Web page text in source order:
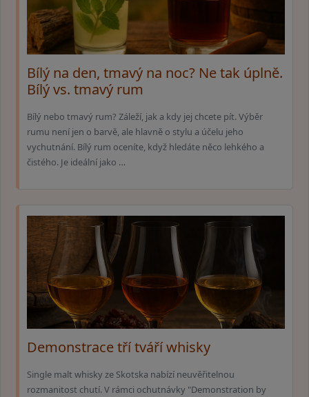
Bílý na den, tmavý na noc? Ne tak úplně.
Bílý vs. tmavý rum
Bílý nebo tmavý rum? Záleží, jak a kdy jej chcete pít. Výběr
rumu není jen o barvě, ale hlavně o stylu a účelu jeho
vychutnání. Bílý rum oceníte, když hledáte něco lehkého a
čistého. Je ideální jako …
Demonstrace tří tváří whisky
Single malt whisky ze Skotska nabízí neuvěřitelnou
rozmanitost chutí. V rámci ochutnávky "Demonstration by